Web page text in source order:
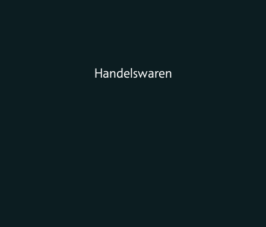
Handelswaren